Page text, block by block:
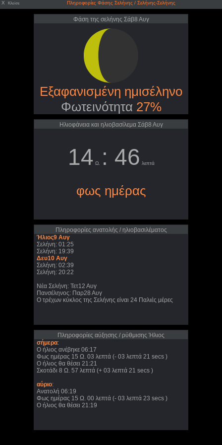
X Κλείσε Πληροφορίες Φάσης Σελήνης / Σελήνης-Σελήνης
Φάση της σελήνης Σάβ8 Αυγ
Εξαφανισμένη ημισέληνο
Φωτεινότητα 27%
Ηλιοφάνεια και ηλιοβασίλεμα Σάβ8 Αυγ
14 Ω. : 46 λεπτά
φως ημέρας
Πληροφορίες ανατολής / ηλιοβασιλέματος
Ήλιος9 Αυγ
Σελήνη: 01:25
Σελήνη: 19:39
Δευ10 Αυγ
Σελήνη: 02:39
Σελήνη: 20:22
Νέα Σελήνη: Τετ12 Αυγ
Πανσέληνος: Παρ28 Αυγ
Ο τρέχων κύκλος της Σελήνης είναι 24 Παλιές μέρες
Πληροφορίες αύξησης / ρύθμισης Ήλιος
σήμερα:
Ο ήλιος ανέβηκε 06:17
Φως ημέρας 15 Ω. 03 λεπτά (- 03 λεπτά 21 secs )
Ο ήλιος θα θέσει 21:21
Σκοτάδι 8 Ω. 57 λεπτά (+ 03 λεπτά 21 secs )
αύριο:
Ανατολή 06:19
Φως ημέρας 15 Ω. 00 λεπτά (- 03 λεπτά 23 secs )
Ο ήλιος θα θέσει 21:19